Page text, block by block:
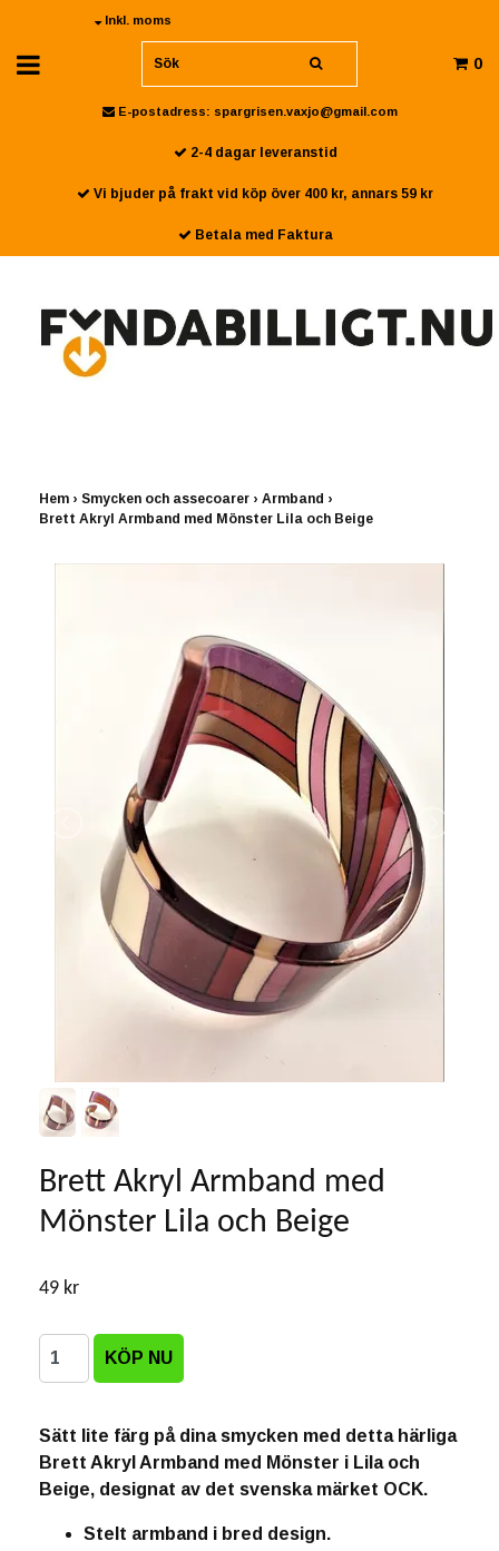
Inkl. moms
0
E-postadress: spargrisen.vaxjo@gmail.com
2-4 dagar leveranstid
Vi bjuder på frakt vid köp över 400 kr, annars 59 kr
Betala med Faktura
Hem › Smycken och assecoarer › Armband ›
Brett Akryl Armband med Mönster Lila och Beige
Brett Akryl Armband med
Mönster Lila och Beige
49 kr
Sätt lite färg på dina smycken med detta härliga
Brett Akryl Armband med Mönster i Lila och
Beige, designat av det svenska märket OCK.
Stelt armband i bred design.